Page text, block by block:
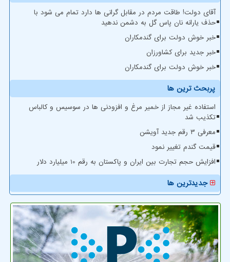
آقای دولت! طاقت مردم در مقابل گرانی ها دارد تمام می شود با
حذف یارانه نان پاس گل به دشمن ندهید
خبر خوش دولت برای گندمکاران
خبر جدید برای کشاورزان
خبر خوش دولت برای گندمکاران
پربحث ترین ها
استفاده غیر مجاز از خمیر مرغ و افزودنی ها در سوسیس و کالباس
تکذیب شد
معرفی ۳ رقم جدید آویشن
قیمت گندم تغییر نمود
افزایش حجم تجارت بین ایران و پاکستان به رقم 10 میلیارد دلار
جدیدترین ها